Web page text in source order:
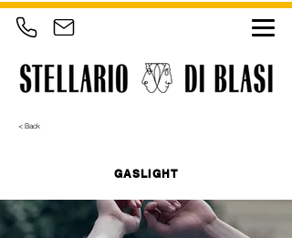
< Back
GASLIGHT